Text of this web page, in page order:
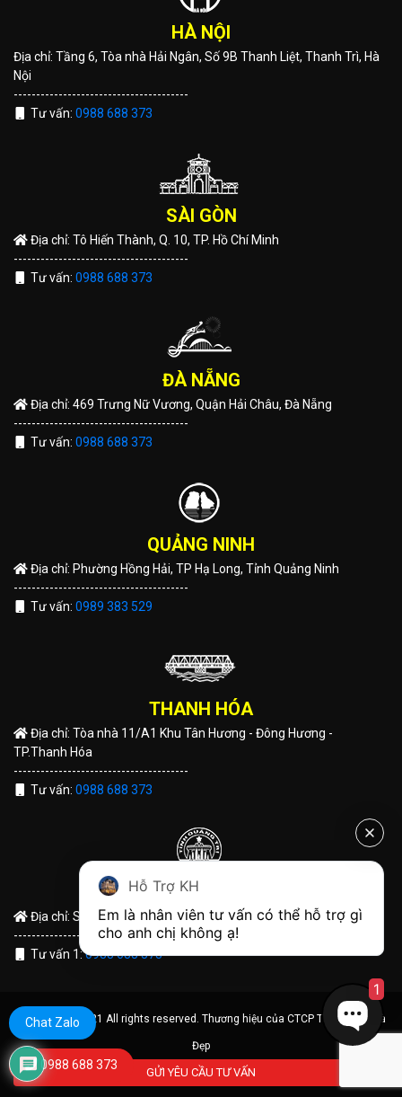
HÀ NỘI
Địa chỉ: Tầng 6, Tòa nhà Hải Ngân, Số 9B Thanh Liệt, Thanh Trì, Hà
Nội
---------------------------------------
Tư vấn: 0988 688 373
SÀI GÒN
Địa chỉ: Tô Hiến Thành, Q. 10, TP. Hồ Chí Minh
---------------------------------------
Tư vấn: 0988 688 373
ĐÀ NẴNG
Địa chỉ: 469 Trưng Nữ Vương, Quận Hải Châu, Đà Nẵng
---------------------------------------
Tư vấn: 0988 688 373
QUẢNG NINH
Địa chỉ: Phường Hồng Hải, TP Hạ Long, Tỉnh Quảng Ninh
---------------------------------------
Tư vấn: 0989 383 529
THANH HÓA
Địa chỉ: Tòa nhà 11/A1 Khu Tân Hương - Đông Hương -
TP.Thanh Hóa
---------------------------------------
Tư vấn: 0988 688 373
QUẢNG TRỊ
Địa chỉ: Số 191 Hùng Vương - TP Đông Hà - Tỉnh Quảng Trị
---------------------------------------
Tư vấn 1:0988 688 373
© Copyright 2021 All rights reserved. Thương hiệu của CTCP Tập Đoàn Nhà
Đẹp
GỬI YÊU CẦU TƯ VẤN
Chat Zalo
0988 688 373
Hỗ Trợ KH
Em là nhân viên tư vấn có thể hỗ trợ gì
cho anh chị không ạ!
1